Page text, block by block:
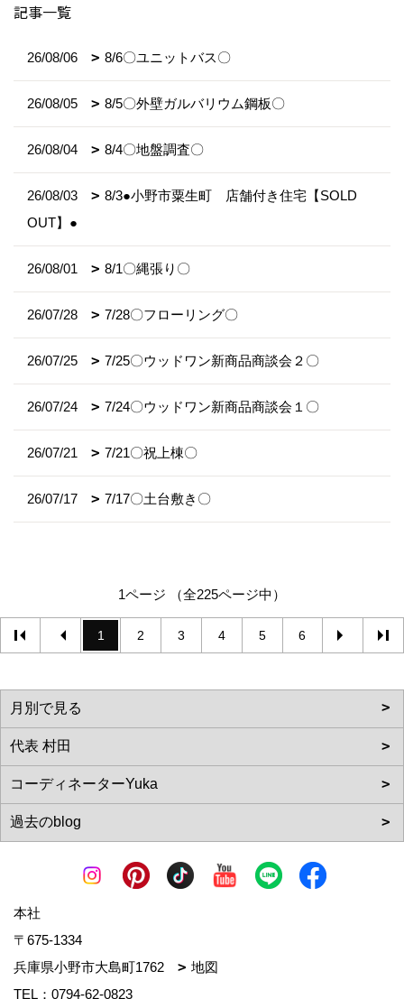
記事一覧
26/08/06 8/6〇ユニットバス〇
26/08/05 8/5〇外壁ガルバリウム鋼板〇
26/08/04 8/4〇地盤調査〇
26/08/03
8/3●小野市粟生町 店舗付き住宅【SOLD
OUT】●
26/08/01 8/1〇縄張り〇
26/07/28 7/28〇フローリング〇
26/07/25 7/25〇ウッドワン新商品商談会２〇
26/07/24 7/24〇ウッドワン新商品商談会１〇
26/07/21 7/21〇祝上棟〇
26/07/17 7/17〇土台敷き〇
1ページ （全225ページ中）
1 2 3 4 5 6
本社
〒675-1334
兵庫県小野市大島町1762
地図
TEL： 0794-62-0823